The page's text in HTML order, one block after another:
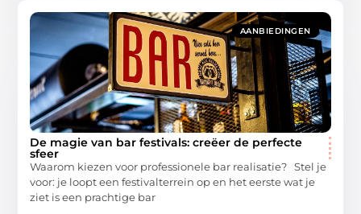
AANBIEDINGEN
De magie van bar festivals: creëer de perfecte
sfeer
Waarom kiezen voor professionele bar realisatie? Stel je
voor: je loopt een festivalterrein op en het eerste wat je
ziet is een prachtige bar